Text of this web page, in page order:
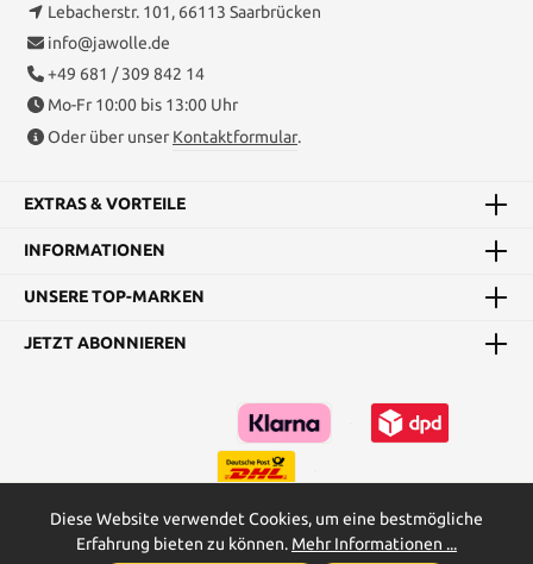
Lebacherstr. 101, 66113 Saarbrücken
info@jawolle.de
+49 681 / 309 842 14
Mo-Fr 10:00 bis 13:00 Uhr
Oder über unser Kontaktformular.
EXTRAS & VORTEILE
INFORMATIONEN
UNSERE TOP-MARKEN
JETZT ABONNIEREN
Kataloge Maßtabellen & Grundanleitungen
Diese Website verwendet Cookies, um eine bestmögliche
Erfahrung bieten zu können. Mehr Informationen ...